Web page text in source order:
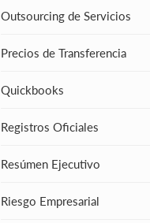
Outsourcing de Servicios
Precios de Transferencia
Quickbooks
Registros Oficiales
Resúmen Ejecutivo
Riesgo Empresarial